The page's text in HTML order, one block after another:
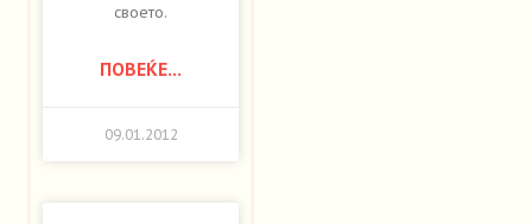
своето.
ПОВЕЌЕ...
09.01.2012